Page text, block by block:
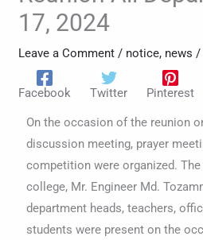
17, 2024
Leave a Comment / notice, news /
Facebook Twitter Pinterest
On the occasion of the reunion
discussion meeting, prayer
competition were organized.
college, Mr. Engineer Md.
department heads, teachers,
students were present on the